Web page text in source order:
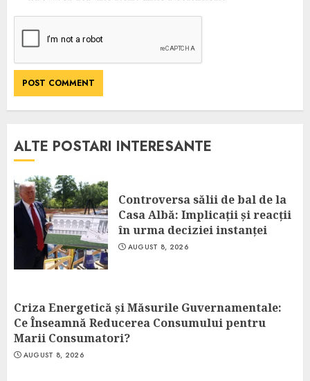
ALTE POSTARI INTERESANTE
Controversa sălii de bal de la
Casa Albă: Implicații și reacții
în urma deciziei instanței
AUGUST 8, 2026
Criza Energetică și Măsurile Guvernamentale:
Ce Înseamnă Reducerea Consumului pentru
Marii Consumatori?
AUGUST 8, 2026